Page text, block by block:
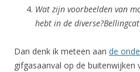
Wat zijn voorbeelden van
hebt in de
Dan denk ik meteen aan de
gifgasaanval op de buitenwijken